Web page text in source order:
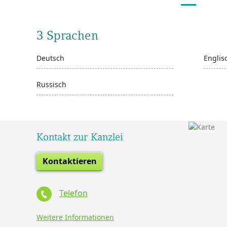
3 Sprachen
Deutsch
Russisch
Kontakt zur Kanzlei
Kontaktieren
Telefon
Weitere Informationen